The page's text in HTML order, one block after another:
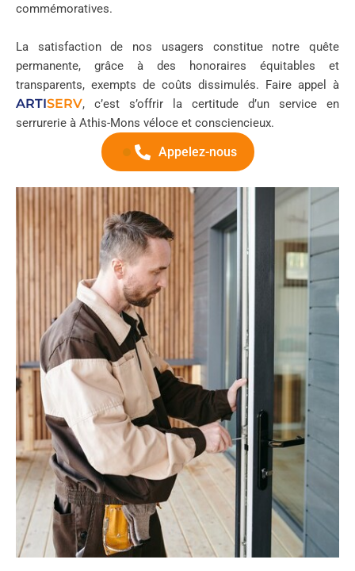
commémoratives.
La satisfaction de nos usagers constitue notre quête
permanente, grâce à des honoraires équitables et
transparents, exempts de coûts dissimulés. Faire appel à
ARTISERV, c’est s’offrir la certitude d’un service en
serrurerie à Athis-Mons véloce et consciencieux.
Appelez-nous